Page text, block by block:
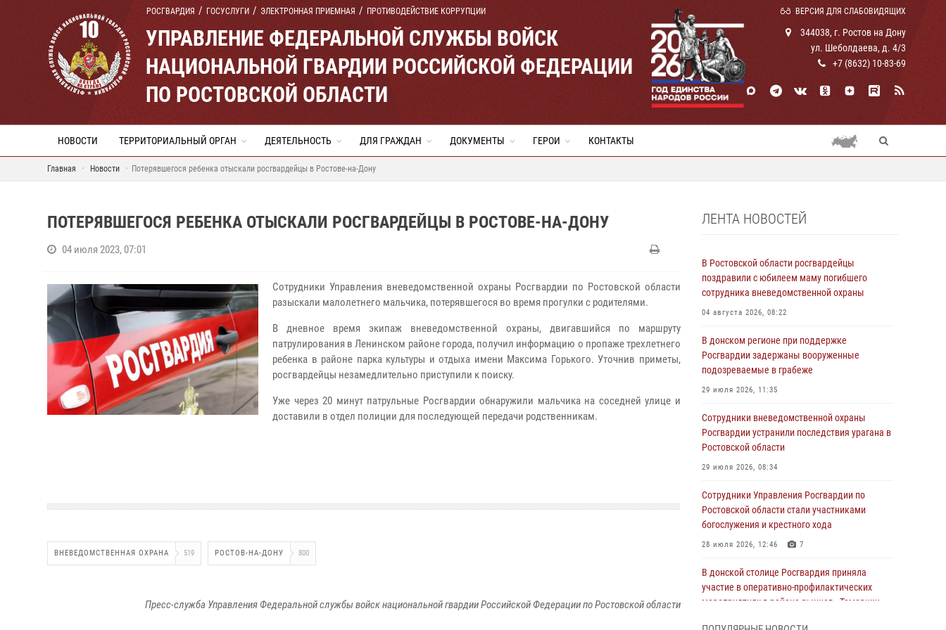
РОСГВАРДИЯ ГОСУСЛУГИ ЭЛЕКТРОННАЯ ПРИЕМНАЯ ПРОТИВОДЕЙСТВИЕ КОРРУПЦИИ ВЕРСИЯ ДЛЯ СЛАБОВИДЯЩИХ
УПРАВЛЕНИЕ ФЕДЕРАЛЬНОЙ СЛУЖБЫ ВОЙСК
НАЦИОНАЛЬНОЙ ГВАРДИИ РОССИЙСКОЙ ФЕДЕРАЦИИ
ПО РОСТОВСКОЙ ОБЛАСТИ
344038, г. Ростов на Дону
ул. Шеболдаева, д. 4/3
+7 (8632) 10-83-69
НОВОСТИ ТЕРРИТОРИАЛЬНЫЙ ОРГАН ДЕЯТЕЛЬНОСТЬ ДЛЯ ГРАЖДАН ДОКУМЕНТЫ ГЕРОИ КОНТАКТЫ
Главная Новости Потерявшегося ребенка отыскали росгвардейцы в Ростове-на-Дону
ПОТЕРЯВШЕГОСЯ РЕБЕНКА ОТЫСКАЛИ РОСГВАРДЕЙЦЫ В РОСТОВЕ-НА-ДОНУ
04 июля 2023, 07:01
Сотрудники Управления вневедомственной охраны Росгвардии по Ростовской области
разыскали малолетнего мальчика, потерявшегося во время прогулки с родителями.
В дневное время экипаж вневедомственной охраны, двигавшийся по маршруту
патрулирования в Ленинском районе города, получил информацию о пропаже трехлетнего
ребенка в районе парка культуры и отдыха имени Максима Горького. Уточнив приметы,
росгвардейцы незамедлительно приступили к поиску.
Уже через 20 минут патрульные Росгвардии обнаружили мальчика на соседней улице и
доставили в отдел полиции для последующей передачи родственникам.
ВНЕВЕДОМСТВЕННАЯ ОХРАНА 519 РОСТОВ-НА-ДОНУ 800
Пресс-служба Управления Федеральной службы войск национальной гвардии Российской Федерации по Ростовской области
ЛЕНТА НОВОСТЕЙ
В Ростовской области росгвардейцы
поздравили с юбилеем маму погибшего
сотрудника вневедомственной охраны
04 августа 2026, 08:22
В донском регионе при поддержке
Росгвардии задержаны вооруженные
подозреваемые в грабеже
29 июля 2026, 11:35
Сотрудники вневедомственной охраны
Росгвардии устранили последствия урагана в
Ростовской области
29 июля 2026, 08:34
Сотрудники Управления Росгвардии по
Ростовской области стали участниками
богослужения и крестного хода
28 июля 2026, 12:46 7
В донской столице Росгвардия приняла
участие в оперативно-профилактических
мероприятиях в районе рынков «Темерник»